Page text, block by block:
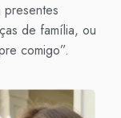
de família, ou
comigo”.